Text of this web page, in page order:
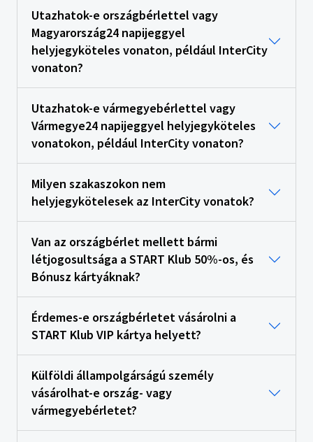
Utazhatok-e országbérlettel vagy
Magyarország24 napijeggyel
helyjegyköteles vonaton, például InterCity
vonaton?
Utazhatok-e vármegyebérlettel vagy
Vármegye24 napijeggyel helyjegyköteles
vonatokon, például InterCity vonaton?
Milyen szakaszokon nem
helyjegykötelesek az InterCity vonatok?
Van az országbérlet mellett bármi
létjogosultsága a START Klub 50%-os, és
Bónusz kártyáknak?
Érdemes-e országbérletet vásárolni a
START Klub VIP kártya helyett?
Külföldi állampolgárságú személy
vásárolhat-e ország- vagy
vármegyebérletet?